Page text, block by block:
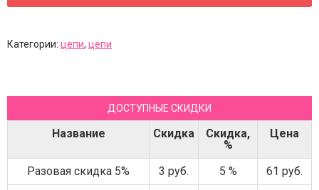
Категории: цепи, цепи
ДОСТУПНЫЕ СКИДКИ
Название Скидка
Скидка,
%
Цена
Разовая скидка 5% 3 руб. 5 %
61 руб.